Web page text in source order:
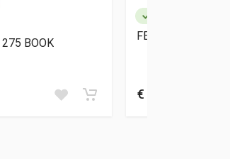
275 BOOK
FERRARI 308 -
€ 19,00